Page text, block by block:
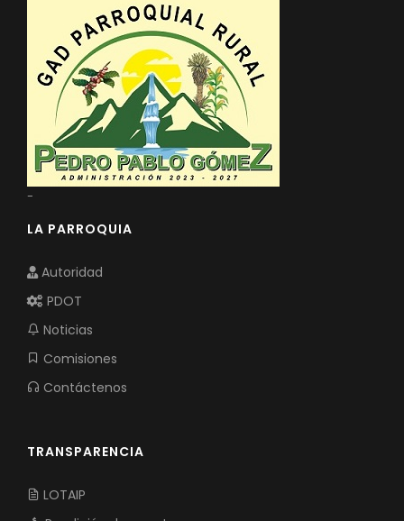
-
LA PARROQUIA
Autoridad
PDOT
Noticias
Comisiones
Contáctenos
TRANSPARENCIA
LOTAIP